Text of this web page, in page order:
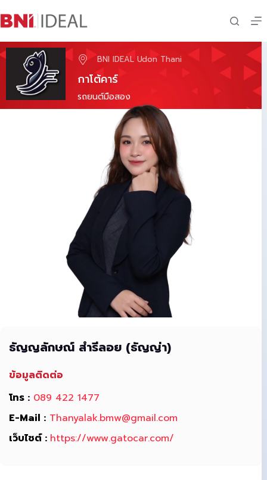
to
content
BNI IDEAL Udon Thani
กาโต้คาร์
รถยนต์มือสอง
ธัญญลักษณ์ สำรีลอย (ธัญญ่า)
ข้อมูลติดต่อ
โทร : 089 422 1477
E-Mail : Thanyalak.bmw@gmail.com
เว็บไซต์ : https://www.gatocar.com/